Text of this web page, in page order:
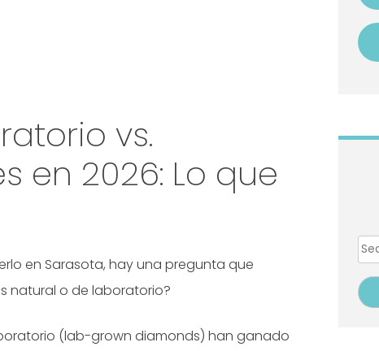
vs.
en 2026: Lo que
en Sarasota, hay una pregunta que
natural o de laboratorio?
(lab-grown diamonds) han ganado
for: